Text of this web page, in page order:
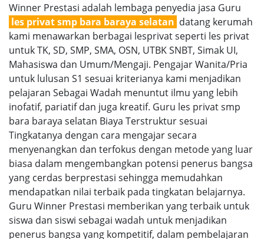
Winner Prestasi adalah lembaga penyedia jasa Guru
les privat smp bara baraya selatan datang kerumah
kami menawarkan berbagai lesprivat seperti les privat
untuk TK, SD, SMP, SMA, OSN, UTBK SNBT, Simak UI,
Mahasiswa dan Umum/Mengaji. Pengajar Wanita/Pria
untuk lulusan S1 sesuai kriterianya kami menjadikan
pelajaran Sebagai Wadah menuntut ilmu yang lebih
inofatif, pariatif dan juga kreatif. Guru les privat smp
bara baraya selatan Biaya Terstruktur sesuai
Tingkatanya dengan cara mengajar secara
menyenangkan dan terfokus dengan metode yang luar
biasa dalam mengembangkan potensi penerus bangsa
yang cerdas berprestasi sehingga memudahkan
mendapatkan nilai terbaik pada tingkatan belajarnya.
Guru Winner Prestasi memberikan yang terbaik untuk
siswa dan siswi sebagai wadah untuk menjadikan
penerus bangsa yang kompetitif, dalam pembelajaran